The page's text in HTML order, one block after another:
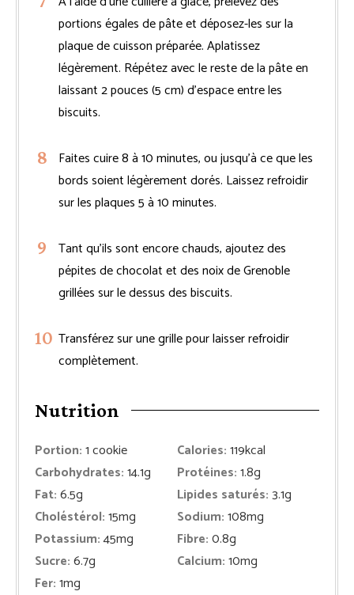
portions égales de pâte et déposez-les sur la
plaque de cuisson préparée. Aplatissez
légèrement. Répétez avec le reste de la pâte en
laissant 2 pouces (5 cm) d’espace entre les
biscuits.
Faites cuire 8 à 10 minutes, ou jusqu’à ce que les
bords soient légèrement dorés. Laissez refroidir
sur les plaques 5 à 10 minutes.
Tant qu’ils sont encore chauds, ajoutez des
pépites de chocolat et des noix de Grenoble
grillées sur le dessus des biscuits.
Transférez sur une grille pour laisser refroidir
complètement.
Nutrition
Portion:1cookie Calories:119kcal
Carbohydrates:14.1g Protéines:1.8g
Fat:6.5g Lipides saturés:3.1g
Choléstérol:15mg Sodium:108mg
Potassium:45mg Fibre:0.8g
Sucre:6.7g Calcium:10mg
Fer:1mg